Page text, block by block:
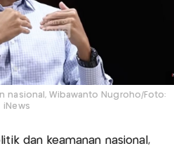
nasional, Wibawanto Nugroho/Foto:
iNews
dan keamanan nasional,